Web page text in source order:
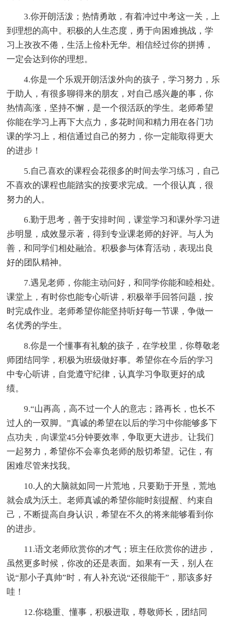
3.你开朗活泼；热情勇敢，有着冲过中考这一关，上
到理想的高中。积极的人生态度，勇于向困难挑战，学
习上孜孜不倦，生活上俭朴无华。相信经过你的拼搏，
一定会达到你的理想。
4.你是一个乐观开朗活泼外向的孩子，学习努力，乐
于助人，有很多聊得来的朋友，对自己感兴趣的事，你
热情高涨，坚持不懈，是一个很活跃的学生。老师希望
你能在学习上再下大点力，多花时间和精力用在各门功
课的学习上，相信通过自己的努力，你一定能取得更大
的进步！
5.自己喜欢的课程会花很多的时间去学习练习，自己
不喜欢的课程也能踏实的按要求完成。一个很认真，很
努力的人。
6.勤于思考，善于安排时间，课堂学习和课外学习进
步明显，成效显示著，得到专业课老师的好评。与人为
善，和同学们相处融洽。积极参与体育活动，表现出良
好的团队精神。
7.遇见老师，你能主动问好，和同学你能和睦相处。
课堂上，有时你也能专心听讲，积极举手回答问题，按
时完成作业。老师希望你能坚持听好每一节课，争做一
名优秀的学生。
8.你是一个懂事有礼貌的孩子，在学校里，你尊敬老
师团结同学，积极为班级做好事。希望你在今后的学习
中专心听讲，自觉遵守纪律，认真学习争取更好的成
绩。
9.“山再高，高不过一个人的意志；路再长，也长不
过人的一双脚。”真诚的希望在以后的学习中你能够多下
点功夫，向课堂45分钟要效率，争取更大进步。让我们
一起努力，希望你不会辜负老师的殷切希望。记住，有
困难尽管来找我。
10.人的大脑就如同一片荒地，只要勤于开垦，荒地
就会成为沃土。老师真诚的希望你能时刻提醒、约束自
己，不断提高自身认识，希望在不久的将来能够看到你
的进步。
11.语文老师欣赏你的才气；班主任欣赏你的进步，
虽然更多时候，你改的还是表面。如果有一天，别人在
说“那小子真帅”时，有人补充说“还很能干”，那该多好
哇！
12.你稳重、懂事，积极进取，尊敬师长，团结同